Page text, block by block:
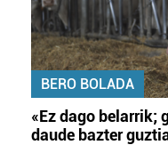
BERO BOLADA
«Ez dago belarrik;
daude bazter